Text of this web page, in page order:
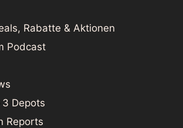
Rabatte & Aktionen
Podcast
3 Depots
Reports